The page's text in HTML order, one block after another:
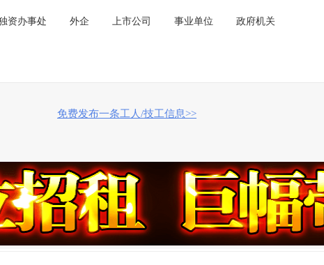
资办事处 外企 上市公司 事业单位 政府机关
免费发布一条工人/技工信息>>